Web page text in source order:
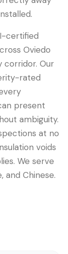
certified
Oviedo
corridor. Our
rated
present
ambiguity.
at no
voids
We serve
and Chinese.